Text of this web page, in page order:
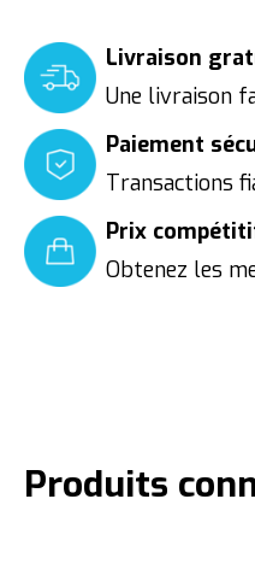
Livraison
Une livraison
Paiement
Transactions
Prix
Obtenez les
Produits